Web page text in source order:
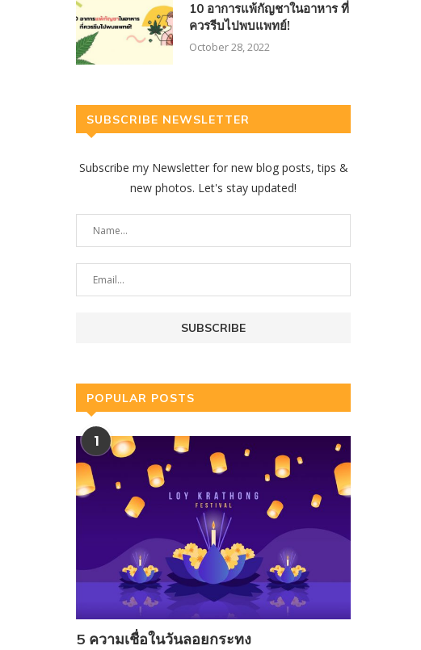
10 อาการแพ้กัญชาในอาหาร ที่
ควรรีบไปพบแพทย์!
October 28, 2022
SUBSCRIBE NEWSLETTER
Subscribe my Newsletter for new blog posts, tips &
new photos. Let's stay updated!
POPULAR POSTS
1
5 ความเชื่อในวันลอยกระทง